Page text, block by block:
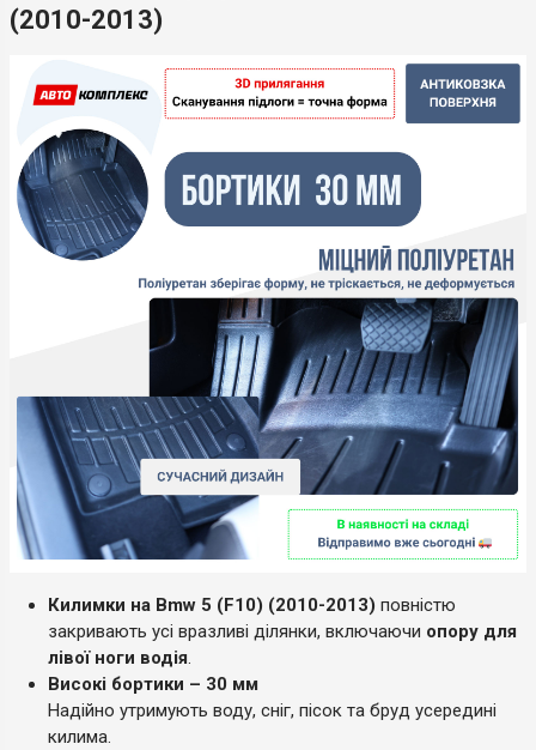
(2010-2013)
Килимки на Bmw 5 (F10) (2010-2013) повністю
закривають усі вразливі ділянки, включаючи опору для
лівої ноги водія.
Високі бортики – 30 мм
Надійно утримують воду, сніг, пісок та бруд усередині
килима.